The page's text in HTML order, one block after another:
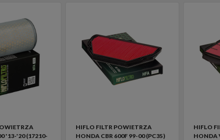
'13-'20 (17210-
HIFLO FILTR POWIETRZA
HONDA CBR 600F 99-00 (PC35)
HIFLO
HONDA